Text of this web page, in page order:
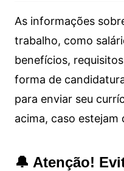
As informações
trabalho, como
benefícios,
forma de
para enviar seu
acima, caso estejam
🔔 Atenção!